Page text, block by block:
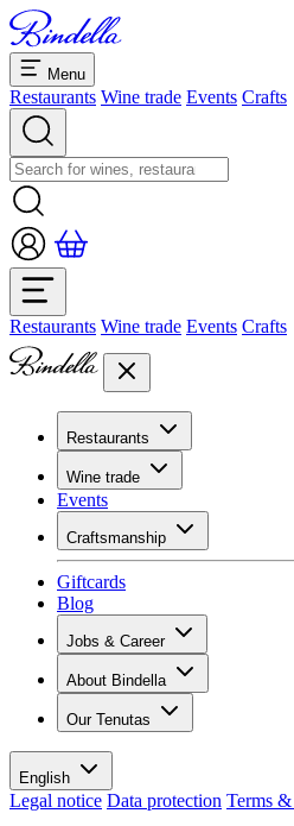
Menu
Restaurants Wine trade Events Crafts
Restaurants Wine trade Events Crafts
Restaurants
Overview restaurants
Banquets & seminars
Dolcezze
Wine trade
Overview
Assortment
Vinotecas
Inspiration
Wine knowledge
Events
Craftsmanship
Overview
Plaster
Giftcards
Blog
Jobs & Career
Overview
Job openings
Leaners
Your benefits
Values
About Bindella
Overview
History
Les Moby Dicks
Contacts
Our Tenutas
English
Legal notice Data protection Terms